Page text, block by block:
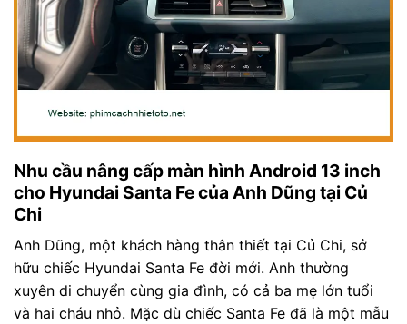
Nhu cầu nâng cấp màn hình Android 13 inch
cho Hyundai Santa Fe của Anh Dũng tại Củ
Chi
Anh Dũng, một khách hàng thân thiết tại Củ Chi, sở
hữu chiếc Hyundai Santa Fe đời mới. Anh thường
xuyên di chuyển cùng gia đình, có cả ba mẹ lớn tuổi
và hai cháu nhỏ. Mặc dù chiếc Santa Fe đã là một mẫu